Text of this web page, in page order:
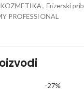
KOZMETIKA, Frizerski
PROFESSIONAL
-27%